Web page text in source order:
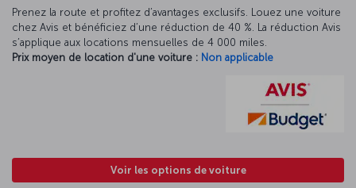
Prenez la route et profitez d’avantages exclusifs. Louez une voiture
chez Avis et bénéficiez d’une réduction de 40 %. La réduction Avis
s’applique aux locations mensuelles de 4 000 miles.
Prix moyen de location d'une voiture : Non applicable
Voir les options de voiture